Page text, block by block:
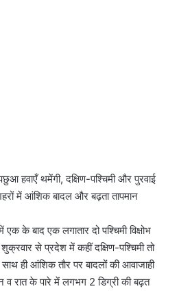
थमेंगी, दक्षिण-पश्चिमी और पुरवाई
में आंशिक बादल और बढ़ता तापमान
के बाद एक लगातार दो पश्चिमी विक्षोभ
से प्रदेश में कहीं दक्षिण-पश्चिमी तो
ही आंशिक ताैर पर बादलों की आवाजाही
व रात के पारे में लगभग 2 डिग्री की बढ़त